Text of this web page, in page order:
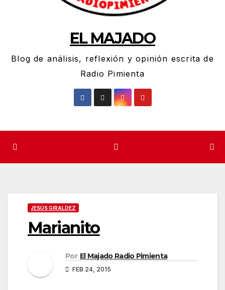
EL MAJADO
Blog de análisis, reflexión y opinión escrita de
Radio Pimienta
JESÚS GIRALDEZ
Marianito
Por El Majado Radio Pimienta
FEB 24, 2015